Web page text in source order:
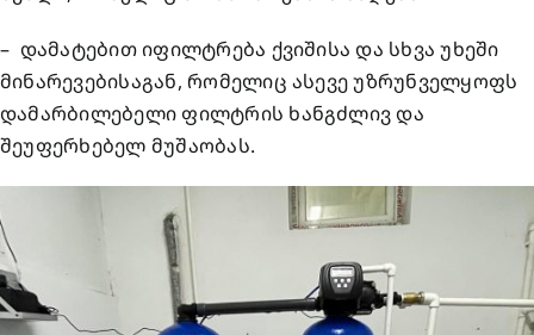
– დამატებით იფილტრება ქვიშისა და სხვა უხეში
მინარევებისაგან, რომელიც ასევე უზრუნველყოფს
დამარბილებელი ფილტრის ხანგძლივ და
შეუფერხებელ მუშაობას.